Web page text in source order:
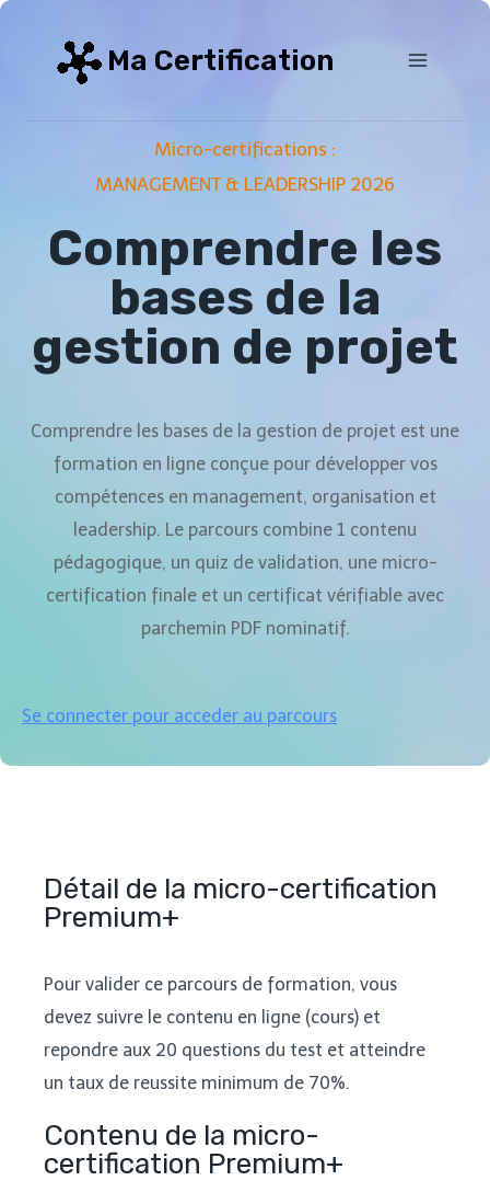
Aller
contenu
Ma Certification
Micro-certifications :
MANAGEMENT & LEADERSHIP 2026
Comprendre les
bases de la
gestion de projet
Comprendre les bases de la gestion de projet est une
formation en ligne conçue pour développer vos
compétences en management, organisation et
leadership. Le parcours combine 1 contenu
pédagogique, un quiz de validation, une micro-
certification finale et un certificat vérifiable avec
parchemin PDF nominatif.
Se connecter pour acceder au parcours
Détail de la micro-certification
Premium+
Pour valider ce parcours de formation, vous
devez suivre le contenu en ligne (cours) et
repondre aux 20 questions du test et atteindre
un taux de reussite minimum de 70%.
Contenu de la micro-
certification Premium+